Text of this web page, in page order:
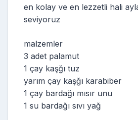
en kolay ve en lezzetli hali
seviyoruz
malzemler
3 adet palamut
1 çay kaşğı tuz
yarım çay kaşğı karabiber
1 çay bardağı mısır unu
1 su bardağı sıvı yağ